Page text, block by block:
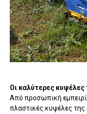
Οι καλύτερες κυψέλες
Από προσωπική
πλαστικές κυψέλες της